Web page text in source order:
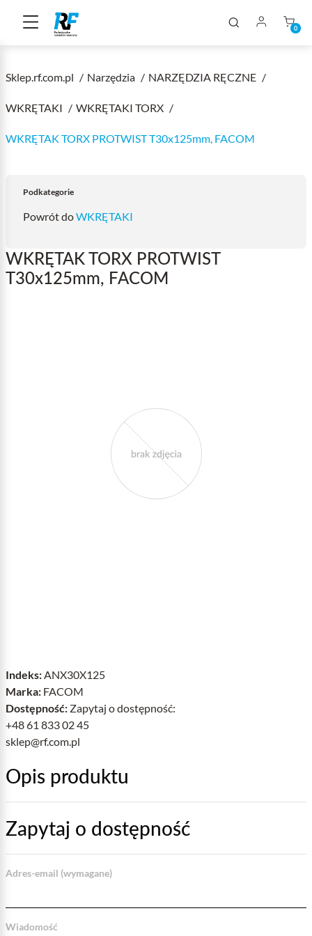
0
Sklep.rf.com.pl Narzędzia NARZĘDZIA RĘCZNE
WKRĘTAKI WKRĘTAKI TORX
WKRĘTAK TORX PROTWIST T30x125mm, FACOM
Podkategorie
Powrót doWKRĘTAKI
WKRĘTAK TORX PROTWIST
T30x125mm, FACOM
Indeks:ANX30X125
Marka: FACOM
Dostępność: Zapytaj o dostępność:
+48 61 833 02 45
sklep@rf.com.pl
Opis produktu
Zapytaj o dostępność
Adres-email (wymagane)
Wiadomość